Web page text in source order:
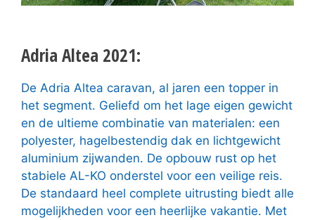
Adria Altea 2021:
De Adria Altea caravan, al jaren een topper in
het segment. Geliefd om het lage eigen gewicht
en de ultieme combinatie van materialen: een
polyester, hagelbestendig dak en lichtgewicht
aluminium zijwanden. De opbouw rust op het
stabiele AL-KO onderstel voor een veilige reis.
De standaard heel complete uitrusting biedt alle
mogelijkheden voor een heerlijke vakantie. Met